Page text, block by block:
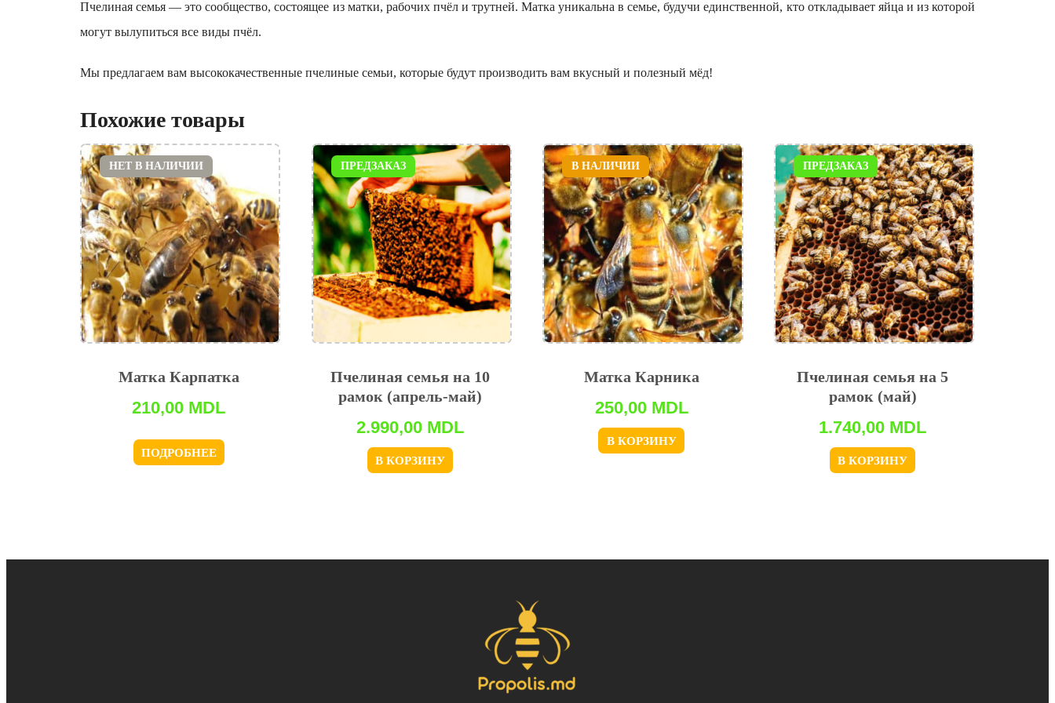
Пчелиная семья — это сообщество, состоящее из матки, рабочих пчёл и трутней. Матка уникальна в семье, будучи единственной, кто откладывает яйца и из которой
могут вылупиться все виды пчёл.
Мы предлагаем вам высококачественные пчелиные семьи, которые будут производить вам вкусный и полезный мёд!
Похожие товары
Матка Карпатка
210,00 MDL
ПОДРОБНЕЕ
НЕТ В НАЛИЧИИ
Пчелиная семья на 10
рамок (апрель-май)
2.990,00 MDL
В КОРЗИНУ
ПРЕДЗАКАЗ
Матка Карника
250,00 MDL
В КОРЗИНУ
В НАЛИЧИИ
Пчелиная семья на 5
рамок (май)
1.740,00 MDL
В КОРЗИНУ
ПРЕДЗАКАЗ